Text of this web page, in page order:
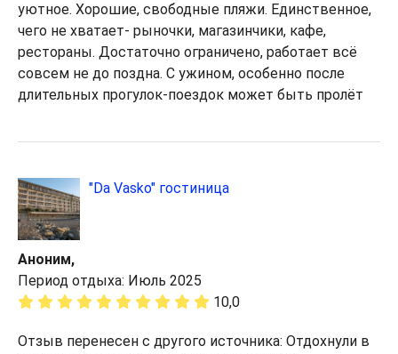
уютное. Хорошие, свободные пляжи. Единственное,
чего не хватает- рыночки, магазинчики, кафе,
рестораны. Достаточно ограничено, работает всё
совсем не до поздна. С ужином, особенно после
длительных прогулок-поездок может быть пролёт
"Da Vasko" гостиница
Аноним,
Период отдыха: Июль 2025
10,0
Отзыв перенесен с другого источника: Отдохнули в